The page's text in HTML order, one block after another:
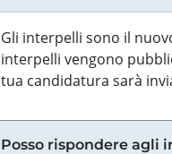
Gli interpelli sono il
interpelli vengono
tua candidatura sarà
Posso rispondere agli